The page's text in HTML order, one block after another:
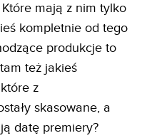
Które mają z nim tylko
kompletnie od tego
produkcje to
też jakieś
z
skasowane, a
datę premiery?